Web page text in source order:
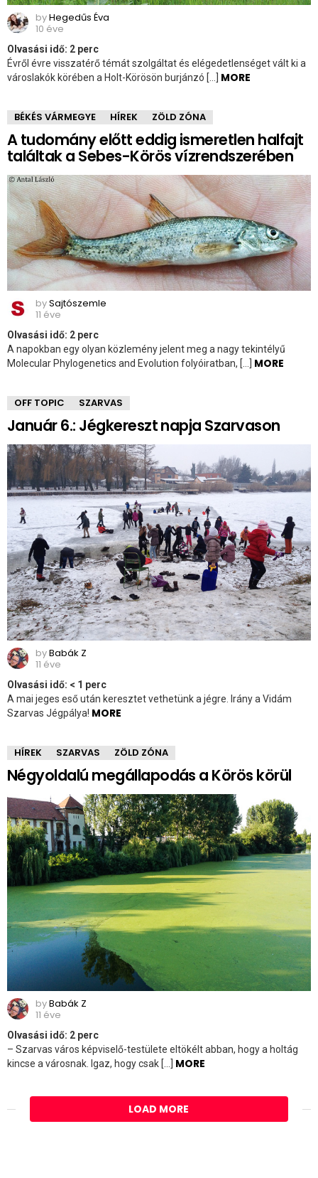
byHegedűs Éva
10 éve
Olvasási idő: 2 perc
Évről évre visszatérő témát szolgáltat és elégedetlenséget vált ki a
városlakók körében a Holt-Körösön burjánzó […] MORE
BÉKÉS VÁRMEGYE HÍREK ZÖLD ZÓNA
A tudomány előtt eddig ismeretlen halfajt
találtak a Sebes-Körös vízrendszerében
bySajtószemle
11 éve
Olvasási idő: 2 perc
A napokban egy olyan közlemény jelent meg a nagy tekintélyű
Molecular Phylogenetics and Evolution folyóiratban, […] MORE
OFF TOPIC SZARVAS
Január 6.: Jégkereszt napja Szarvason
byBabák Z
11 éve
Olvasási idő: < 1 perc
A mai jeges eső után keresztet vethetünk a jégre. Irány a Vidám
Szarvas Jégpálya! MORE
HÍREK SZARVAS ZÖLD ZÓNA
Négyoldalú megállapodás a Körös körül
byBabák Z
11 éve
Olvasási idő: 2 perc
– Szarvas város képviselő-testülete eltökélt abban, hogy a holtág
kincse a városnak. Igaz, hogy csak […] MORE
LOAD MORE